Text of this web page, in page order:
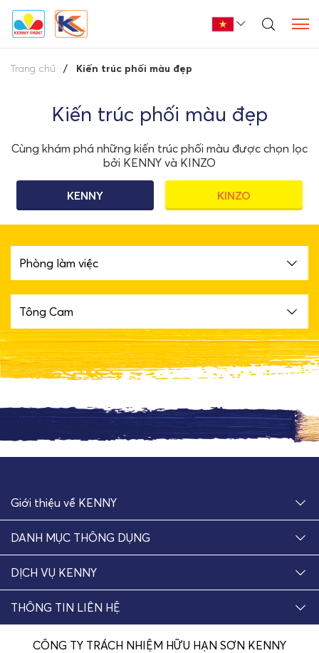
Trang chủ Kiến trúc phối màu đẹp
Kiến trúc phối màu đẹp
Cùng khám phá những kiến trúc phối màu được chọn lọc
bởi KENNY và KINZO
KENNY KINZO
Phòng làm việc
Tông Cam
Giới thiệu về KENNY
DANH MỤC THÔNG DỤNG
DỊCH VỤ KENNY
THÔNG TIN LIÊN HỆ
CÔNG TY TRÁCH NHIỆM HỮU HẠN SƠN KENNY